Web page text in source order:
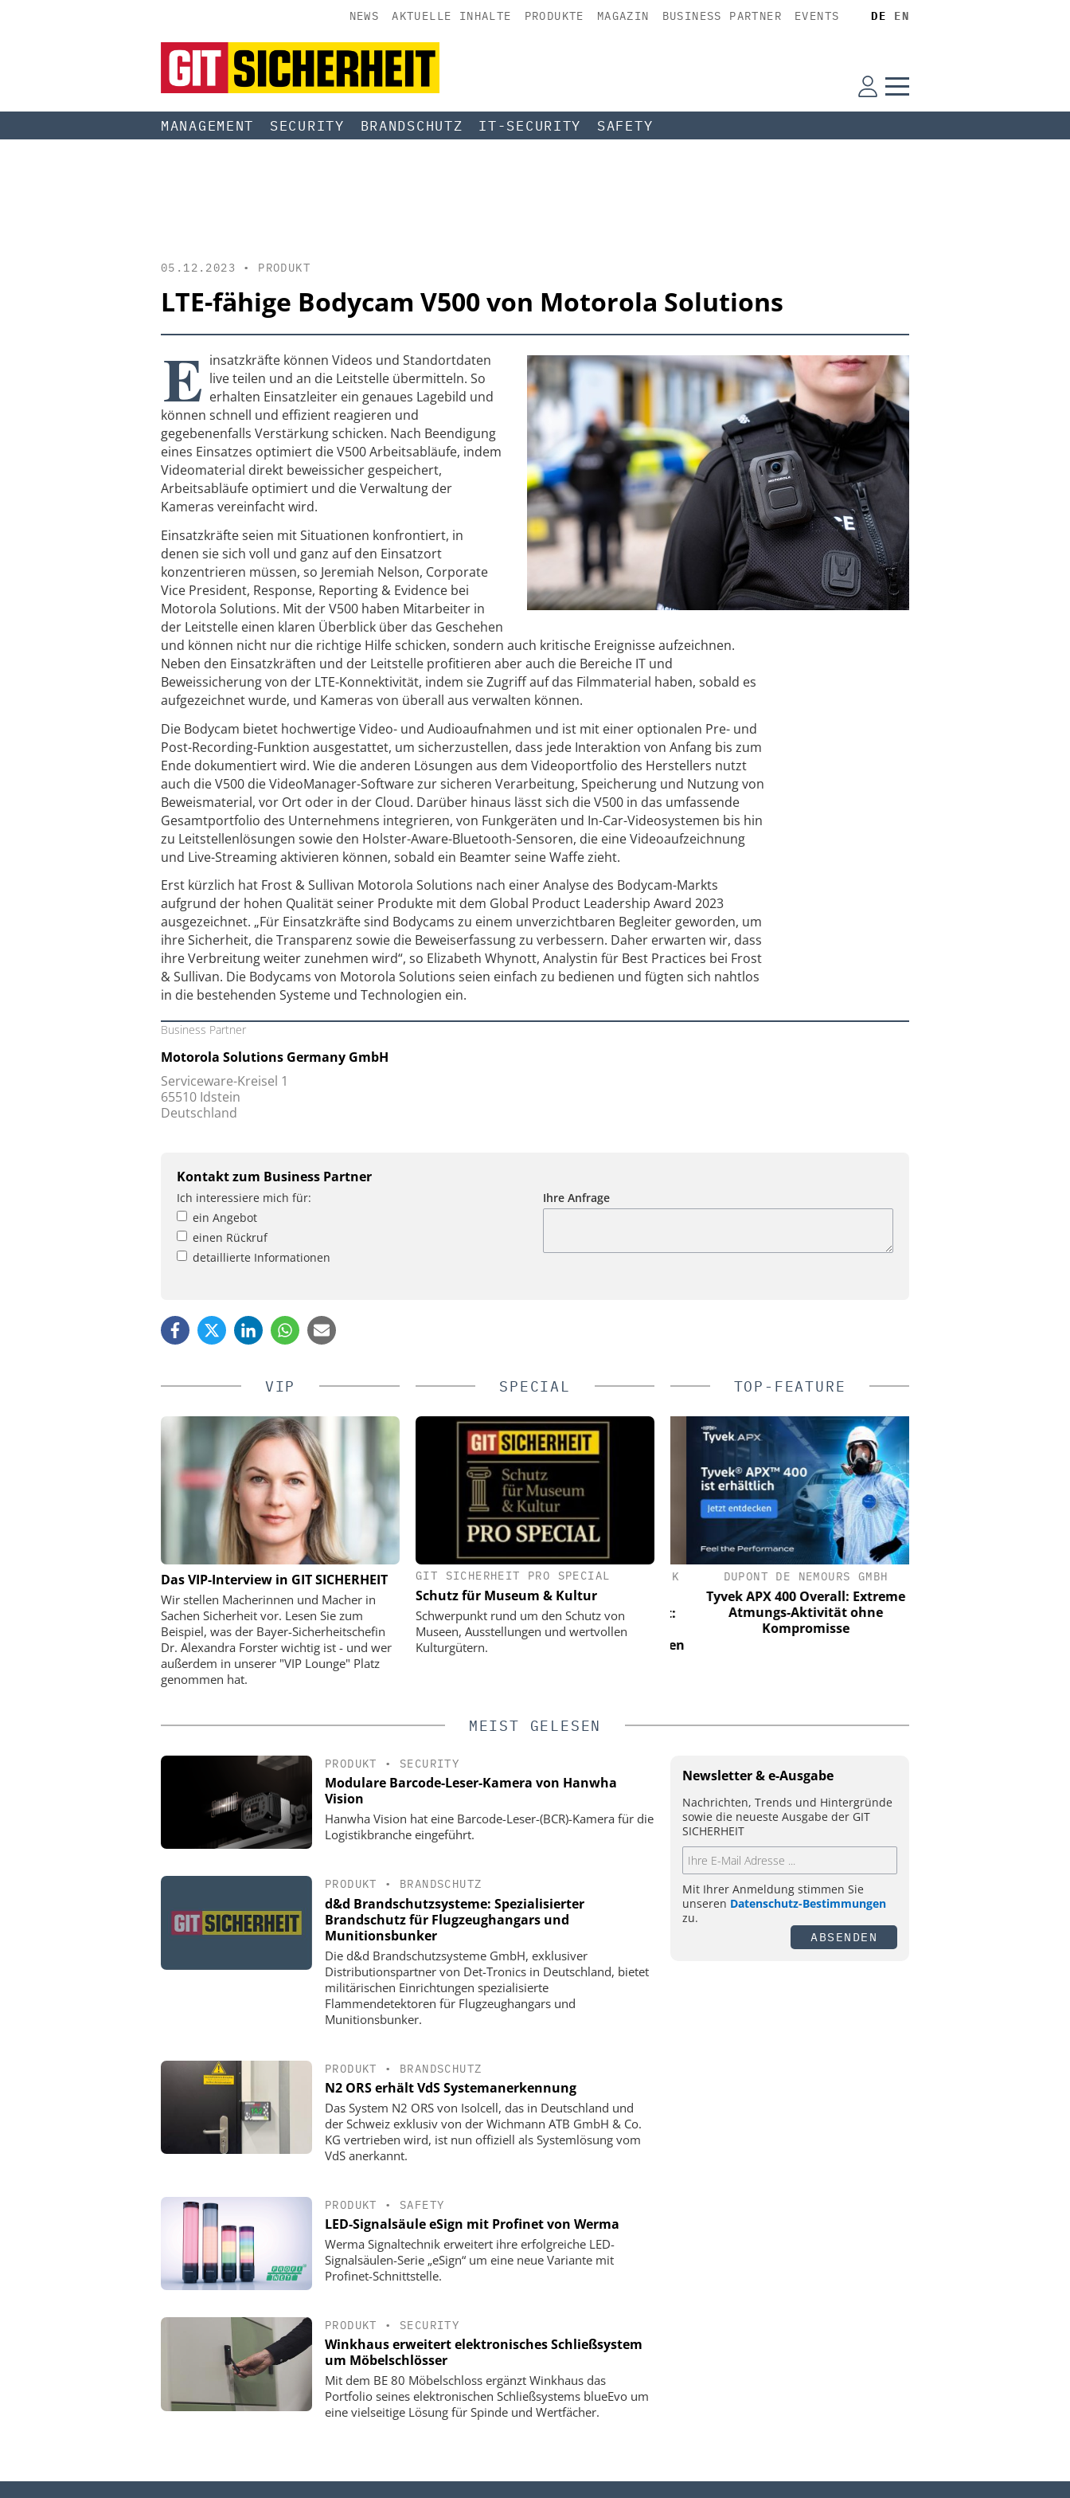
NEWS AKTUELLE INHALTE PRODUKTE MAGAZIN BUSINESS PARTNER EVENTS DE EN
MANAGEMENT SECURITY BRANDSCHUTZ IT-SECURITY SAFETY
05.12.2023 • PRODUKT
LTE-fähige Bodycam V500 von Motorola Solutions
E insatzkräfte können Videos und Standortdaten
live teilen und an die Leitstelle übermitteln. So
erhalten Einsatzleiter ein genaues Lagebild und
können schnell und effizient reagieren und
gegebenenfalls Verstärkung schicken. Nach Beendigung
eines Einsatzes optimiert die V500 Arbeitsabläufe, indem
Videomaterial direkt beweissicher gespeichert,
Arbeitsabläufe optimiert und die Verwaltung der
Kameras vereinfacht wird.
Einsatzkräfte seien mit Situationen konfrontiert, in
denen sie sich voll und ganz auf den Einsatzort
konzentrieren müssen, so Jeremiah Nelson, Corporate
Vice President, Response, Reporting & Evidence bei
Motorola Solutions. Mit der V500 haben Mitarbeiter in
der Leitstelle einen klaren Überblick über das Geschehen
und können nicht nur die richtige Hilfe schicken, sondern auch kritische Ereignisse aufzeichnen.
Neben den Einsatzkräften und der Leitstelle profitieren aber auch die Bereiche IT und
Beweissicherung von der LTE-Konnektivität, indem sie Zugriff auf das Filmmaterial haben, sobald es
aufgezeichnet wurde, und Kameras von überall aus verwalten können.
Die Bodycam bietet hochwertige Video- und Audioaufnahmen und ist mit einer optionalen Pre- und
Post-Recording-Funktion ausgestattet, um sicherzustellen, dass jede Interaktion von Anfang bis zum
Ende dokumentiert wird. Wie die anderen Lösungen aus dem Videoportfolio des Herstellers nutzt
auch die V500 die VideoManager-Software zur sicheren Verarbeitung, Speicherung und Nutzung von
Beweismaterial, vor Ort oder in der Cloud. Darüber hinaus lässt sich die V500 in das umfassende
Gesamtportfolio des Unternehmens integrieren, von Funkgeräten und In-Car-Videosystemen bis hin
zu Leitstellenlösungen sowie den Holster-Aware-Bluetooth-Sensoren, die eine Videoaufzeichnung
und Live-Streaming aktivieren können, sobald ein Beamter seine Waffe zieht.
Erst kürzlich hat Frost & Sullivan Motorola Solutions nach einer Analyse des Bodycam-Markts
aufgrund der hohen Qualität seiner Produkte mit dem Global Product Leadership Award 2023
ausgezeichnet. „Für Einsatzkräfte sind Bodycams zu einem unverzichtbaren Begleiter geworden, um
ihre Sicherheit, die Transparenz sowie die Beweiserfassung zu verbessern. Daher erwarten wir, dass
ihre Verbreitung weiter zunehmen wird“, so Elizabeth Whynott, Analystin für Best Practices bei Frost
& Sullivan. Die Bodycams von Motorola Solutions seien einfach zu bedienen und fügten sich nahtlos
in die bestehenden Systeme und Technologien ein.
Business Partner
Motorola Solutions Germany GmbH
Serviceware-Kreisel 1
65510 Idstein
Deutschland
Kontakt zum Business Partner
Ich interessiere mich für:
ein Angebot
einen Rückruf
detaillierte Informationen
Ihre Anfrage
VIP
Das VIP-Interview in GIT SICHERHEIT
Wir stellen Macherinnen und Macher in
Sachen Sicherheit vor. Lesen Sie zum
Beispiel, was der Bayer-Sicherheitschefin
Dr. Alexandra Forster wichtig ist - und wer
außerdem in unserer "VIP Lounge" Platz
genommen hat.
SPECIAL
GIT SICHERHEIT PRO SPECIAL
Schutz für Museum & Kultur
Schwerpunkt rund um den Schutz von
Museen, Ausstellungen und wertvollen
Kulturgütern.
TOP-FEATURE
CES C.ED. SCHULTE GMBH
ZYLINDERSCHLOSSFABRIK
ISO 27001 zertifiziert: CES macht
Informationssicherheit zur
Managementdisziplin
WEHRHAN-TPS SICHERHEITSTECHNIK
GMBH
Perimetersicherheit im Praxistest:
Wie das urbane Testgelände von
Wehrhan-TPS reale Angriffsszenarien
DUPONT DE NEMOURS GMBH
Tyvek APX 400 Overall: Extreme
Atmungs-Aktivität ohne
Kompromisse
MEIST GELESEN
PRODUKT • SECURITY
Modulare Barcode-Leser-Kamera von Hanwha
Vision
Hanwha Vision hat eine Barcode-Leser-(BCR)-Kamera für die
Logistikbranche eingeführt.
PRODUKT • BRANDSCHUTZ
d&d Brandschutzsysteme: Spezialisierter
Brandschutz für Flugzeughangars und
Munitionsbunker
Die d&d Brandschutzsysteme GmbH, exklusiver
Distributionspartner von Det-Tronics in Deutschland, bietet
militärischen Einrichtungen spezialisierte
Flammendetektoren für Flugzeughangars und
Munitionsbunker.
PRODUKT • BRANDSCHUTZ
N2 ORS erhält VdS Systemanerkennung
Das System N2 ORS von Isolcell, das in Deutschland und
der Schweiz exklusiv von der Wichmann ATB GmbH & Co.
KG vertrieben wird, ist nun offiziell als Systemlösung vom
VdS anerkannt.
PRODUKT • SAFETY
LED-Signalsäule eSign mit Profinet von Werma
Werma Signaltechnik erweitert ihre erfolgreiche LED-
Signalsäulen-Serie „eSign“ um eine neue Variante mit
Profinet-Schnittstelle.
PRODUKT • SECURITY
Winkhaus erweitert elektronisches Schließsystem
um Möbelschlösser
Mit dem BE 80 Möbelschloss ergänzt Winkhaus das
Portfolio seines elektronischen Schließsystems blueEvo um
eine vielseitige Lösung für Spinde und Wertfächer.
Newsletter & e-Ausgabe
Nachrichten, Trends und Hintergründe
sowie die neueste Ausgabe der GIT
SICHERHEIT
Mit Ihrer Anmeldung stimmen Sie
unseren Datenschutz-Bestimmungen
zu.
ABSENDEN